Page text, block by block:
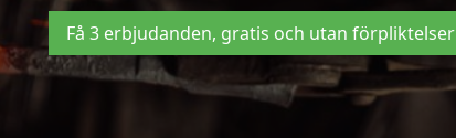
Få 3 erbjudanden, gratis och utan förpliktelser